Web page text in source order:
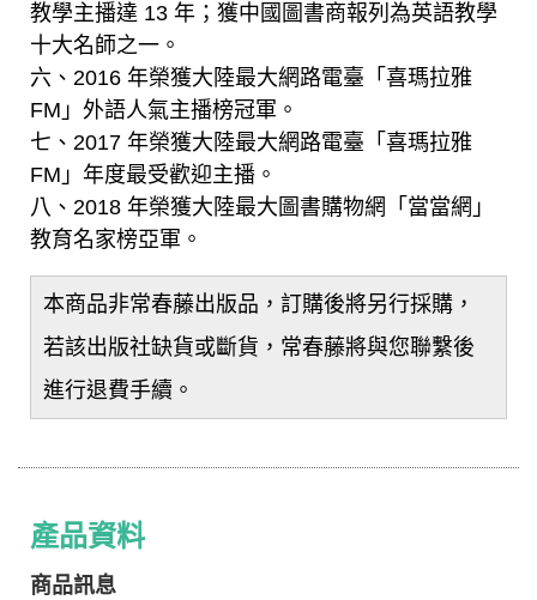
教學主播達 13 年；獲中國圖書商報列為英語教學
十大名師之一。
六、2016 年榮獲大陸最大網路電臺「喜瑪拉雅
FM」外語人氣主播榜冠軍。
七、2017 年榮獲大陸最大網路電臺「喜瑪拉雅
FM」年度最受歡迎主播。
八、2018 年榮獲大陸最大圖書購物網「當當網」
教育名家榜亞軍。
本商品非常春藤出版品，訂購後將另行採購，
若該出版社缺貨或斷貨，常春藤將與您聯繫後
進行退費手續。
產品資料
商品訊息